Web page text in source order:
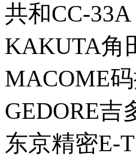
共和CC-
KAKUTA角
MACOME
GEDORE吉
东京精密E-